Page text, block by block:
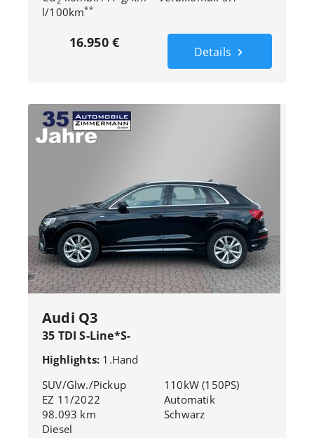
l/100km**
16.950 €
Details
Audi Q3
35 TDI S-Line*S-
Highlights: 1.Hand
SUV/Glw./Pickup
EZ 11/2022
98.093 km
Diesel
110kW (150PS)
Automatik
Schwarz